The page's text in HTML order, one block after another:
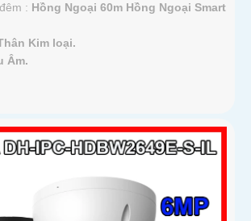
: Hồng Ngoại 60m Hồng Ngoại Smart
Kim loại.
Âm.